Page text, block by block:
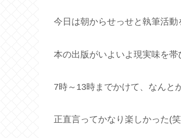
今日は朝からせっせと執筆活動
本の出版がいよいよ現実味を帯
7時～13時までかけて、なんと
正直言ってかなり楽しかった(